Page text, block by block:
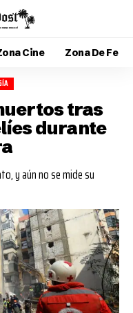
Cine Zona De Fe
tras
durante
y aún no se mide su